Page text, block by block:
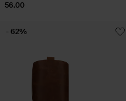
56.00
- 62%